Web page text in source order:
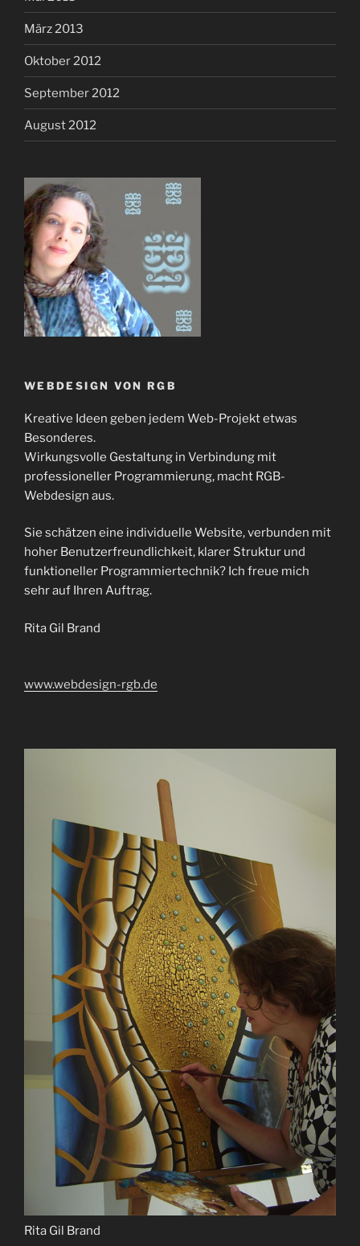
März 2013
Oktober 2012
September 2012
August 2012
WEBDESIGN VON RGB
Kreative Ideen geben jedem Web-Projekt etwas
Besonderes.
Wirkungsvolle Gestaltung in Verbindung mit
professioneller Programmierung, macht RGB-
Webdesign aus.
Sie schätzen eine individuelle Website, verbunden mit
hoher Benutzerfreundlichkeit, klarer Struktur und
funktioneller Programmiertechnik? Ich freue mich
sehr auf Ihren Auftrag.
Rita Gil Brand
www.webdesign-rgb.de
Rita Gil Brand